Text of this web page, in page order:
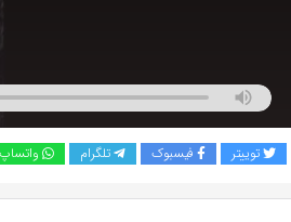
توییتر فیسبوک تلگرام واتساپ